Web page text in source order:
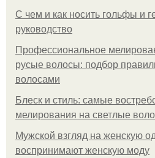
С чем и как носить гольфы и
руководство
Профессиональное
русые волосы: подбор
волосами
Блеск и стиль: самые
мелирования на светлые
Мужской взгляд на женскую
воспринимают женскую моду